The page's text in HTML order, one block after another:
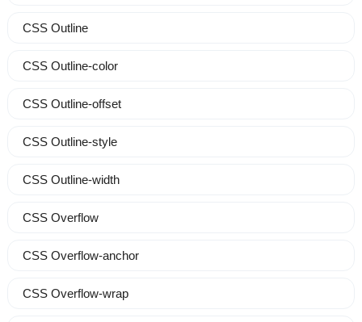
CSS Outline
CSS Outline-color
CSS Outline-offset
CSS Outline-style
CSS Outline-width
CSS Overflow
CSS Overflow-anchor
CSS Overflow-wrap